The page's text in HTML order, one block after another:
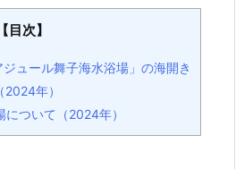
【目次】
ュール舞子海水浴場」の海開き
年）
ついて（2024年）